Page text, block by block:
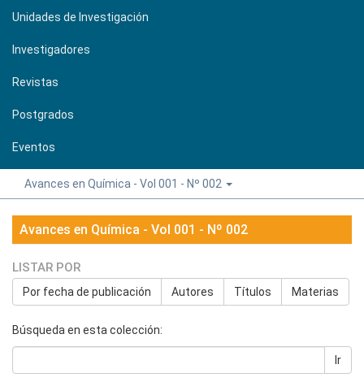
Unidades de Investigación
Investigadores
Revistas
Postgrados
Eventos
Avances en Química - Vol 001 - Nº 002
Avances en Química - Vol 001 - Nº 002
LISTAR POR
Por fecha de publicación Autores Títulos Materias
Búsqueda en esta colección:
Ir